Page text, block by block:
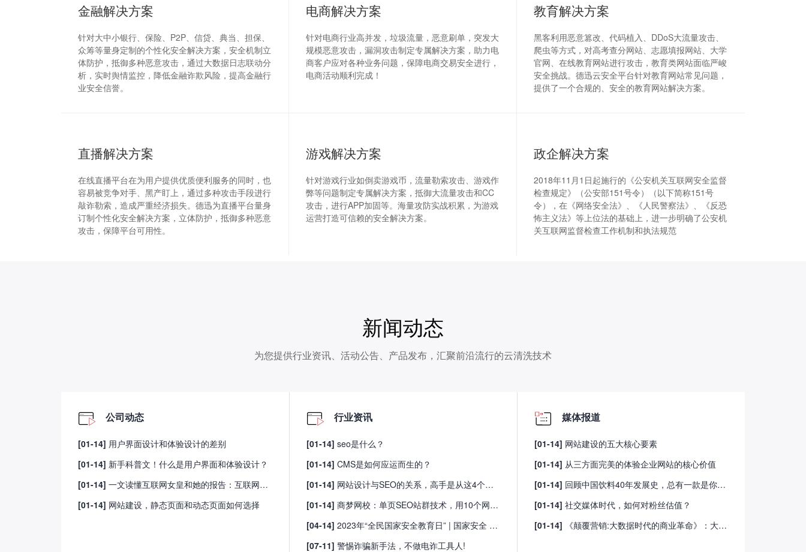
金融解决方案
针对大中小银行、保险、P2P、信贷、典当、担保、
众筹等量身定制的个性化安全解决方案，安全机制立
体防护，抵御多种恶意攻击，通过大数据日志联动分
析，实时舆情监控，降低金融诈欺风险，提高金融行
业安全信誉。
电商解决方案
针对电商行业高并发，垃圾流量，恶意刷单，突发大
规模恶意攻击，漏洞攻击制定专属解决方案，助力电
商客户应对各种业务问题，保障电商交易安全进行，
电商活动顺利完成！
教育解决方案
黑客利用恶意篡改、代码植入、DDoS大流量攻击、
爬虫等方式，对高考查分网站、志愿填报网站、大学
官网、在线教育网站进行攻击，教育类网站面临严峻
安全挑战。德迅云安全平台针对教育网站常见问题，
提供了一个合规的、安全的教育网站解决方案。
直播解决方案
在线直播平台在为用户提供优质便利服务的同时，也
容易被竞争对手、黑产盯上，通过多种攻击手段进行
敲诈勒索，造成严重经济损失。德迅为直播平台量身
订制个性化安全解决方案，立体防护，抵御多种恶意
攻击，保障平台可用性。
游戏解决方案
针对游戏行业如倒卖游戏币，流量勒索攻击、游戏作
弊等问题制定专属解决方案，抵御大流量攻击和CC
攻击，进行APP加固等。海量攻防实战积累，为游戏
运营打造可信赖的安全解决方案。
政企解决方案
2018年11月1日起施行的《公安机关互联网安全监督
检查规定》（公安部151号令）（以下简称151号
令），在《网络安全法》、《人民警察法》、《反恐
怖主义法》等上位法的基础上，进一步明确了公安机
关互联网监督检查工作机制和执法规范
新闻动态
为您提供行业资讯、活动公告、产品发布，汇聚前沿流行的云清洗技术
公司动态
[01-14] 用户界面设计和体验设计的差别
[01-14] 新手科普文！什么是用户界面和体验设计？
[01-14] 一文读懂互联网女皇和她的报告：互联网领域的投资圣经、选股指南
[01-14] 网站建设，静态页面和动态页面如何选择
行业资讯
[01-14] seo是什么？
[01-14] CMS是如何应运而生的？
[01-14] 网站设计与SEO的关系，高手是从这4个维度分析的！
[01-14] 商梦网校：单页SEO站群技术，用10个网站优化排名！
[04-14] 2023年“全民国家安全教育日” | 国家安全 人人有责
[07-11] 警惕诈骗新手法，不做电诈工具人!
媒体报道
[01-14] 网站建设的五大核心要素
[01-14] 从三方面完美的体验企业网站的核心价值
[01-14] 回顾中国饮料40年发展史，总有一款是你儿时记忆的味道
[01-14] 社交媒体时代，如何对粉丝估值？
[01-14] 《颠覆营销:大数据时代的商业革命》：大数据“多即少，少即多”